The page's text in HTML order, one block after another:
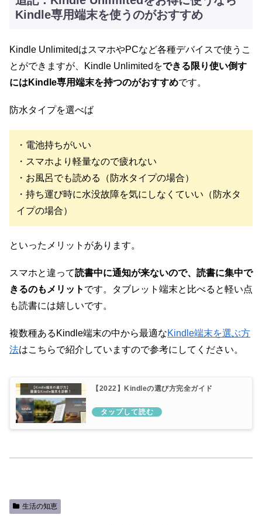
Kindle専用端末を使うのがおすすめ
Kindle UnlimitedはスマホやPCなど各種デバイスで使うこ
とができますが、Kindle Unlimitedをできる限り使い倒す
にはKindle専用端末を持つのがおすすめです。
防水タイプを選べば
・電池持ちがいい
・スマホより軽量なので疲れない
・お風呂でも読める（防水タイプの場合）
・持ち運び時に水没故障を気にしなくていい（防水タ
イプの場合）
といったメリットがあります。
スマホと違って読書中に通知が来ないので、読書に集中で
きるのもメリット です。タブレット端末と比べると軽い点
も読書には嬉しいです。
複数種あるKindle端末の中から最適なKindle端末を選ぶ方
法はこちらで紹介していますので参考にしてください。
【2022】Kindleの選び方完全ガイド
生活の知恵